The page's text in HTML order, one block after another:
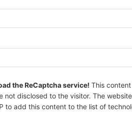
the ReCaptcha service! This
not disclosed to the visitor. The
to add this content to the list of